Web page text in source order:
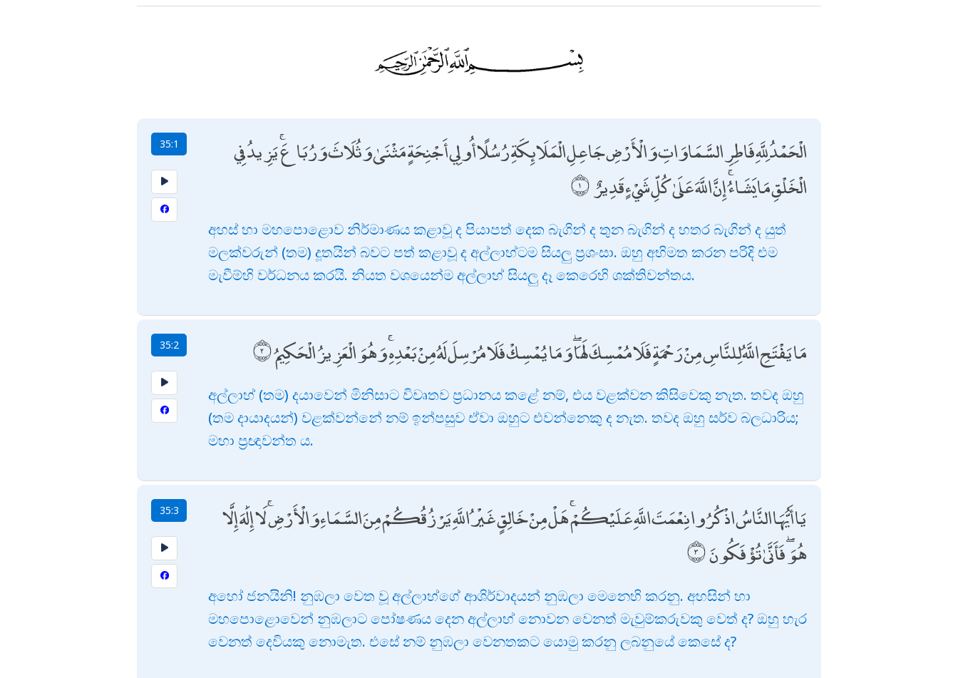
35:1
الْحَمْدُ لِلَّهِ فَاطِرِ السَّمَاوَاتِ وَالْأَرْضِ جَاعِلِ الْمَلَائِكَةِ رُسُلًا أُولِي أَجْنِحَةٍ مَثْنَىٰ وَثُلَاثَ وَرُبَاعَ ۚ يَزِيدُ فِي
الْخَلْقِ مَا يَشَاءُ ۚ إِنَّ اللَّهَ عَلَىٰ كُلِّ شَيْءٍ قَدِيرٌ
අහස් හා මහපොළොව නිර්මාණය කළාවූ ද පියාපත් දෙක බැගින් ද තුන බැගින් ද හතර බැගින් ද යුත්
මලක්වරුන් (තම) දූතයින් බවට පත් කළාවූ ද අල්ලාහ්ටම සියලු ප්‍රශංසා. ඔහු අභිමත කරන පරිදි එම
මැවීම්හි වර්ධනය කරයි. නියත වශයෙන්ම අල්ලාහ් සියලු දෑ කෙරෙහි ශක්තිවන්තය.
35:2 مَا يَفْتَحِ اللَّهُ لِلنَّاسِ مِنْ رَحْمَةٍ فَلَا مُمْسِكَ لَهَا ۖ وَمَا يُمْسِكْ فَلَا مُرْسِلَ لَهُ مِنْ بَعْدِهِ ۚ وَهُوَ الْعَزِيزُ الْحَكِيمُ
අල්ලාහ් (තම) දයාවෙන් මිනිසාට විවෘතව ප්‍රධානය කළේ නම්, එය වළක්වන කිසිවෙකු නැත. තවද ඔහු
(තම දායාදයන්) වළක්වන්නේ නම් ඉන්පසුව ඒවා ඔහුට එවන්නෙකු ද නැත. තවද ඔහු සර්ව බලධාරිය;
මහා ප්‍රඥාවන්ත ය.
35:3
يَا أَيُّهَا النَّاسُ اذْكُرُوا نِعْمَتَ اللَّهِ عَلَيْكُمْ ۚ هَلْ مِنْ خَالِقٍ غَيْرُ اللَّهِ يَرْزُقُكُمْ مِنَ السَّمَاءِ وَالْأَرْضِ ۚ لَا إِلَٰهَ إِلَّا
هُوَ ۖ فَأَنَّىٰ تُؤْفَكُونَ
අහෝ ජනයිනි! නුඹලා වෙත වූ අල්ලාහ්ගේ ආශිර්වාදයන් නුඹලා මෙනෙහි කරනු. අහසින් හා
මහපොළොවෙන් නුඹලාට පෝෂණය දෙන අල්ලාහ් නොවන වෙනත් මැවුම්කරුවකු වෙත් ද? ඔහු හැර
වෙනත් දෙවියකු නොමැත. එසේ නම් නුඹලා වෙනතකට යොමු කරනු ලබනුයේ කෙසේ ද?